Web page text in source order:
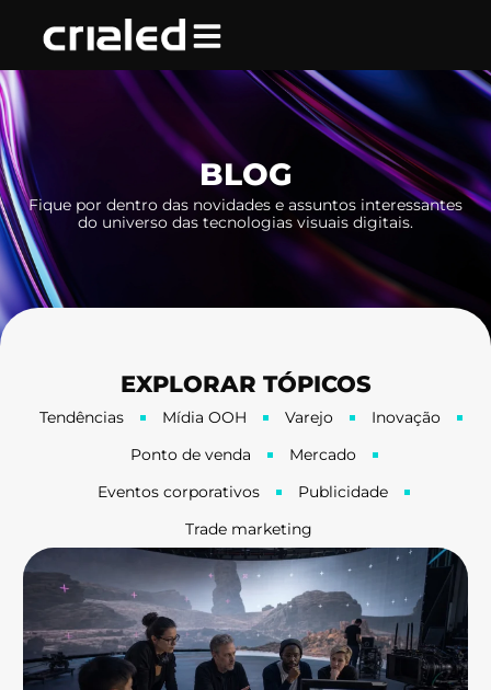
conteúdo
BLOG
Fique por dentro das novidades e assuntos interessantes
do universo das tecnologias visuais digitais.
EXPLORAR TÓPICOS
Tendências Mídia OOH Varejo
Inovação
Ponto de venda
Mercado
Eventos corporativos
Publicidade
Trade marketing
PáginaPáginaPágina Página